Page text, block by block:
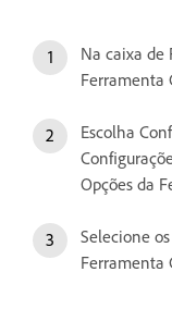
Na caixa de
Ferramenta
Escolha
Opções da
Selecione
Ferramenta